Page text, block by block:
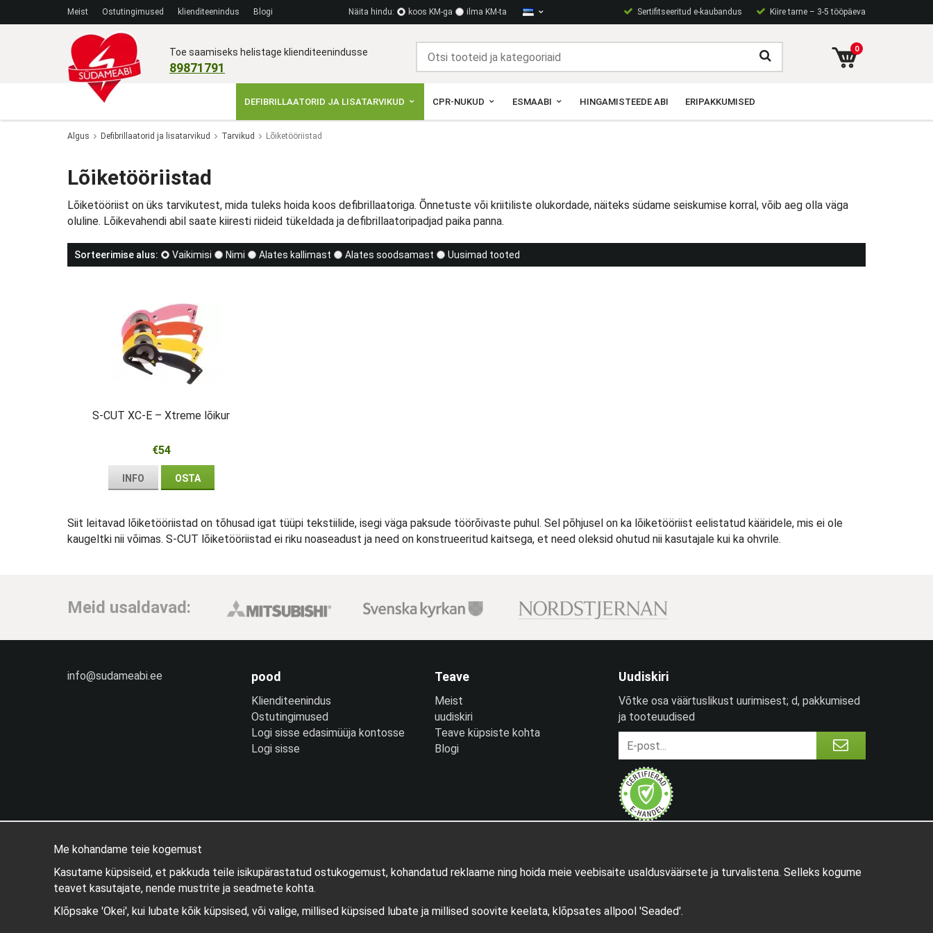
Meist Ostutingimused klienditeenindus Blogi Sertifitseeritud e-kaubandus Kiire tarne – 3-5 tööpäeva
Näita hindu: koos KM-ga ilma KM-ta
0
Toe saamiseks helistage klienditeenindusse
89871791
DEFIBRILLAATORID JA LISATARVIKUD CPR-NUKUD ESMAABI HINGAMISTEEDE ABI ERIPAKKUMISED
Algus Defibrillaatorid ja lisatarvikud Tarvikud Lõiketööriistad
Lõiketööriistad
Lõiketööriist on üks tarvikutest, mida tuleks hoida koos defibrillaatoriga. Õnnetuste või kriitiliste olukordade, näiteks südame seiskumise korral, võib aeg olla väga
oluline. Lõikevahendi abil saate kiiresti riideid tükeldada ja defibrillaatoripadjad paika panna.
Sorteerimise alus: Vaikimisi Nimi Alates kallimast Alates soodsamast Uusimad tooted
S-CUT XC-E – Xtreme lõikur
€54
INFO OSTA
Siit leitavad lõiketööriistad on tõhusad igat tüüpi tekstiilide, isegi väga paksude töörõivaste puhul. Sel põhjusel on ka lõiketööriist eelistatud kääridele, mis ei ole
kaugeltki nii võimas. S-CUT lõiketööriistad ei riku noaseadust ja need on konstrueeritud kaitsega, et need oleksid ohutud nii kasutajale kui ka ohvrile.
Meid usaldavad:
info@sudameabi.ee pood
Klienditeenindus
Ostutingimused
Logi sisse edasimüüja kontosse
Logi sisse
Teave
Meist
uudiskiri
Teave küpsiste kohta
Blogi
Uudiskiri
Võtke osa väärtuslikust uurimisest; d, pakkumised
ja tooteuudised
Me kohandame teie kogemust
Kasutame küpsiseid, et pakkuda teile isikupärastatud ostukogemust, kohandatud reklaame ning hoida meie veebisaite usaldusväärsete ja turvalistena. Selleks kogume
teavet kasutajate, nende mustrite ja seadmete kohta.
Klõpsake 'Okei', kui lubate kõik küpsised, või valige, millised küpsised lubate ja millised soovite keelata, klõpsates allpool 'Seaded'.